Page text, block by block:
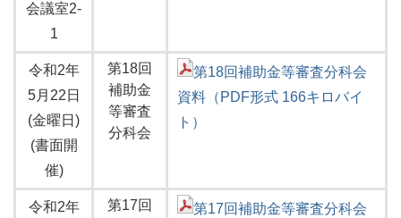
会議室2-
1
令和2年
5月22日
(金曜日)
(書面開
催)
第18回
補助金
等審査
分科会
第18回補助金等審査分科会
資料（PDF形式 166キロバイ
ト）
令和2年
第17回
第17回補助金等審査分科会